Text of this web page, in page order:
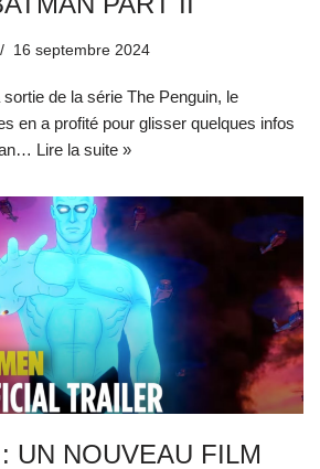
16 septembre 2024
de la série The Penguin, le
en a profité pour glisser quelques infos
Lire la suite »
UN NOUVEAU FILM